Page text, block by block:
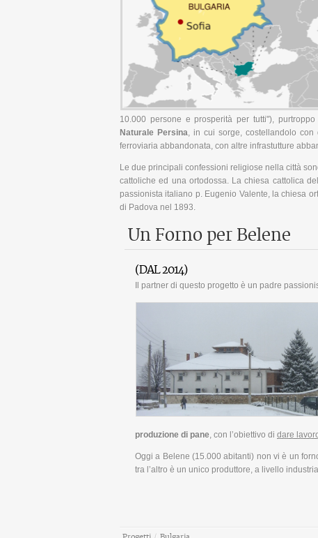
10.000 persone e prosperità per tutti"),
Naturale Persina , in cui sorge, costellandolo
ferroviaria abbandonata, con altre infrastutture
Le due principali confessioni religiose nella città
cattoliche ed una ortodossa. La chiesa cattolica
passionista italiano p. Eugenio Valente, la chiesa
di Padova nel 1893.
Un Forno per Belene
(DAL 2014)
Il partner di questo progetto è un padre
produzione di pane, con l’obiettivo di dare
Oggi a Belene (15.000 abitanti) non vi è un
tra l’altro è un unico produttore, a livello